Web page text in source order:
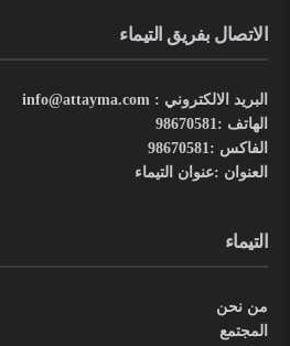
الاتصال بفريق التيماء
البريد الالكتروني : info@attayma.com
الهاتف :98670581
الفاكس :98670581
العنوان :عنوان التيماء
التيماء
من نحن
المجتمع